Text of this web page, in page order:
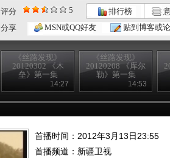
评分 5 排行榜
分享
MSN或QQ好友 贴到博客或
《丝路发现》
20120302 《木
垒》第一集
14:27
《丝路发现》
20120208 《库尔
勒》第一集
14:53
首播时间：2012年3月13日23:55
首播频道： 新疆卫视